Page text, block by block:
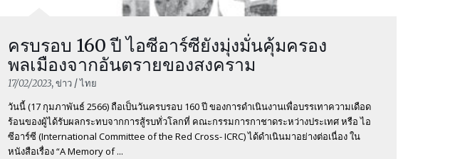
ครบรอบ 160 ปี ไอซีอาร์ซียังมุ่งมั่นคุ้มครอง
พลเมืองจากอันตรายของสงคราม
17/02/2023, ข่าว / ไทย
วันนี้ (17 กุมภาพันธ์ 2566) ถือเป็นวันครบรอบ 160 ปี ของการดำเนินงานเพื่อบรรเทาความเดือด
ร้อนของผู้ได้รับผลกระทบจากการสู้รบทั่วโลกที่ คณะกรรมการกาชาดระหว่างประเทศ หรือ ไอ
ซีอาร์ซี (International Committee of the Red Cross- ICRC) ได้ดำเนินมาอย่างต่อเนื่อง ใน
หนังสือเรื่อง “A Memory of ...